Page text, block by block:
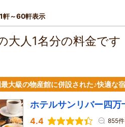
軒～60軒表示
大人1名分の料金で
大級の物産館に併設された♪快適な宿
ホテルサンリバー四万
4.4 855件